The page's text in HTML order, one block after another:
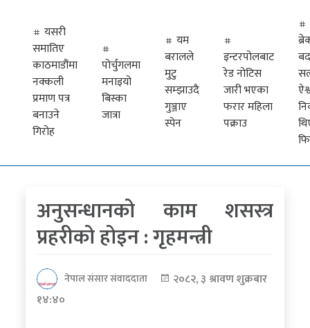
अर्थ
मनोरञ्जन
प्रवास
खेलकुद
पत्रपत्रिकाबाट
यसरी
समातिए
काठमाडौंमा
नक्कली
प्रमाण पत्र
बनाउने
गिरोह
पोर्चुगलमा
मनाइयो
बिस्का
जात्रा
यम
बरालले
मुटु
सम्झाउदै
गुञ्जाए
स्पेन
इन्टरपोलबाट
रेड नोटिस
जारी भएका
फरार महिला
पक्राउ
अनुसन्धानको काम शसस्त्र
प्रहरीको होइन : गृहमन्त्री
नेपाल संसार संवाददाता
२०८२, ३ श्रावण शुक्रबार
१४:४०